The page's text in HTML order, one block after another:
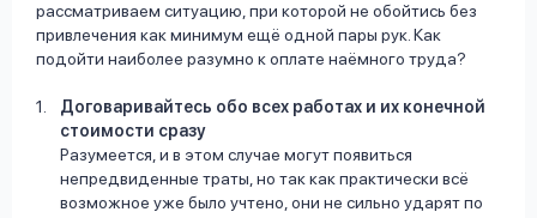
рассматриваем ситуацию, при которой не обойтись без
привлечения как минимум ещё одной пары рук. Как
подойти наиболее разумно к оплате наёмного труда?
Договаривайтесь обо всех работах и их конечной
стоимости сразу
Разумеется, и в этом случае могут появиться
непредвиденные траты, но так как практически всё
возможное уже было учтено, они не сильно ударят по